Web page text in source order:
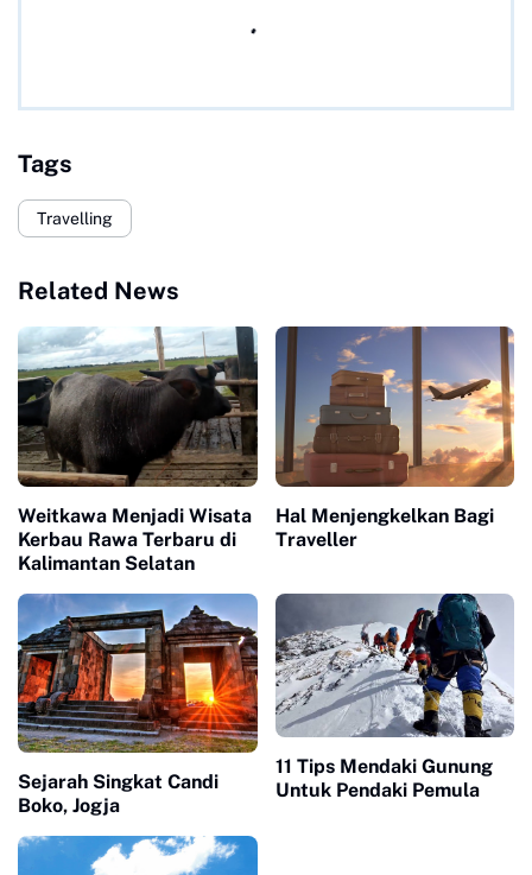
Tags
Travelling
Related News
Weitkawa Menjadi Wisata
Kerbau Rawa Terbaru di
Kalimantan Selatan
Hal Menjengkelkan Bagi
Traveller
Sejarah Singkat Candi
Boko, Jogja
11 Tips Mendaki Gunung
Untuk Pendaki Pemula